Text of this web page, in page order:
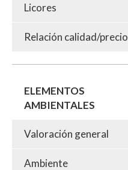
Licores
Relación calidad/precio
ELEMENTOS
AMBIENTALES
Valoración general
Ambiente